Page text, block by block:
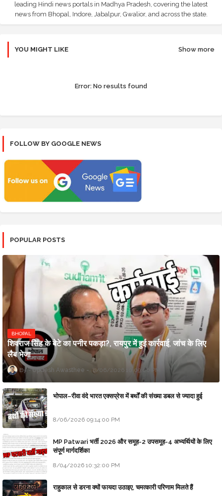
leading Hindi news portals in Madhya Pradesh, covering the latest
news from Bhopal, Indore, Jabalpur, Gwalior, and across the state.
YOU MIGHT LIKE Show more
Error: No results found
FOLLOW BY GOOGLE NEWS
POPULAR POSTS
BHOPAL
शिवराज सिंह के बेटे का पनीर पकड़ा?, रायपुर में हुई कार्रवाई, जांच के लिए
लैब भेजा
Updesh Awasthee 8/06/2026 10:09:00 PM
भोपाल–रीवा वंदे भारत एक्सप्रेस में बर्थों की संख्या डबल से ज्यादा हुई
8/06/2026 09:14:00 PM
MP Patwari भर्ती 2026 और समूह-2 उपसमूह-4 अभ्यर्थियों के लिए
संपूर्ण मार्गदर्शिका
8/04/2026 10:32:00 PM
राहुकाल से डरना क्यों फायदा उठाइए, चमत्कारी परिणाम मिलते हैं